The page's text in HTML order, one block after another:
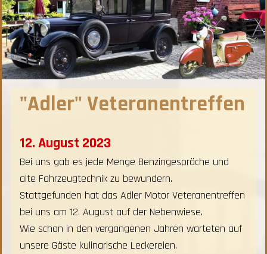
"Adler" Veteranentreffen
12. August 2023
Bei uns gab es jede Menge Benzingespräche und
alte Fahrzeugtechnik zu bewundern.
Stattgefunden hat das Adler Motor Veteranentreffen
bei uns am 12. August auf der Nebenwiese.
Wie schon in den vergangenen Jahren warteten auf
unsere Gäste kulinarische Leckereien.